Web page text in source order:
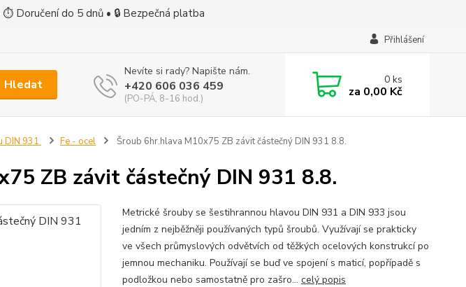
Doručení do 5 dnů • 🔒 Bezpečná platba
Přihlášení
Hledat
Nevíte si rady? Napište nám.
+420 606 036 459
(PO-PÁ, 8-16 hod.)
0ks
za 0,00 Kč
DIN 931 Fe - ocel Šroub 6hr.hlava M10x75 ZB závit částečný DIN 931 8.8.
ZB závit částečný DIN 931 8.8.
Metrické šrouby se šestihrannou hlavou DIN 931 a DIN 933 jsou
jedním z nejběžněji používaných typů šroubů. Využívají se prakticky
ve všech průmyslových odvětvích od těžkých ocelových konstrukcí po
jemnou mechaniku. Používají se buď ve spojení s maticí, popřípadě s
podložkou nebo samostatně pro zašro... celý popis